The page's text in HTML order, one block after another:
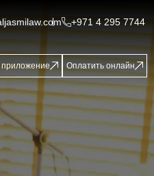
+971 4 295 7744
Оплатить онлайн